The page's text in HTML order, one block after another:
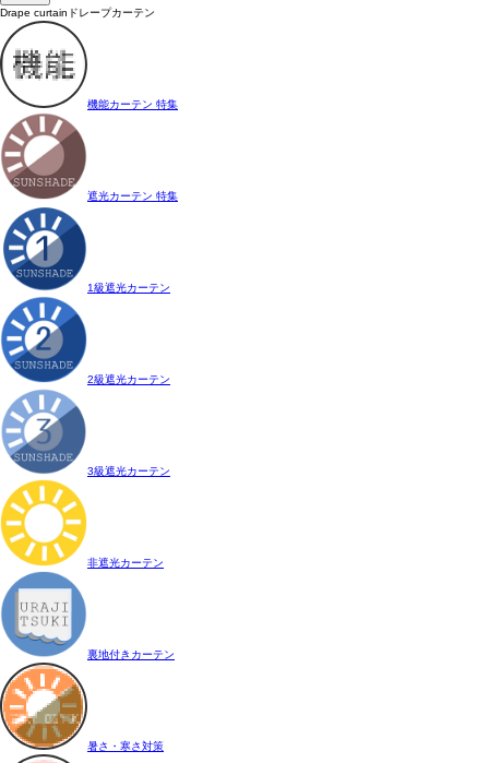
Drape curtain ドレープカーテン
機能カーテン 特集
遮光カーテン 特集
1級遮光カーテン
2級遮光カーテン
3級遮光カーテン
非遮光カーテン
裏地付きカーテン
暑さ・寒さ対策